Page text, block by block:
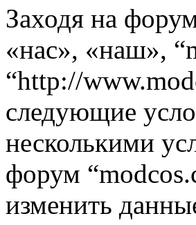
Заходя на
«нас», «наш»,
“http://
следующие
несколькими
форум
изменить